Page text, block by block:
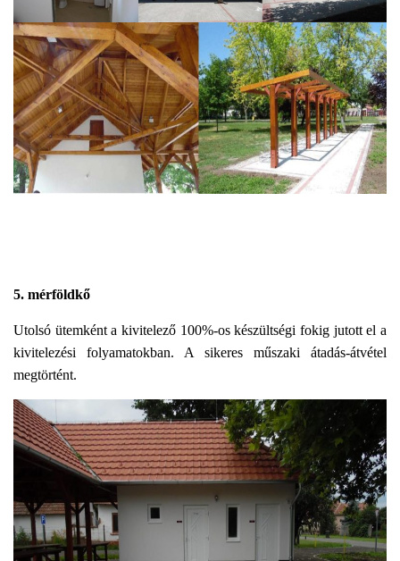
5. mérföldkő
Utolsó ütemként a kivitelező 100%-os készültségi fokig jutott el a
kivitelezési folyamatokban. A sikeres műszaki átadás-átvétel
megtörtént.